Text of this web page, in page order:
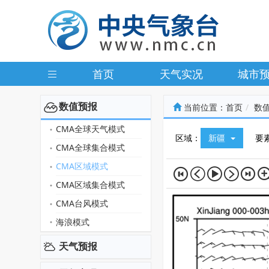
首页 天气实况 城市
数值预报
CMA全球天气模式
CMA全球集合模式
CMA区域模式
CMA区域集合模式
CMA台风模式
海浪模式
天气预报
当前位置： 首页 数
区域： 新疆 要